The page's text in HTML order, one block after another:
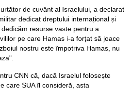
de cuvânt al Israelului, a declarat
dedicat dreptului internațional și
resurse vaste pentru a
pe care Hamas i-a forțat să joace
nostru este împotriva Hamas, nu
CNN că, dacă Israelul folosește
care SUA îl consideră, asta